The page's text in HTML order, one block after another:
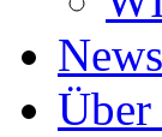
Über